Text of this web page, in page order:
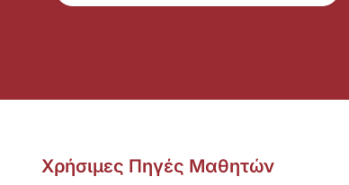
Χρήσιμες Πηγές Μαθητών